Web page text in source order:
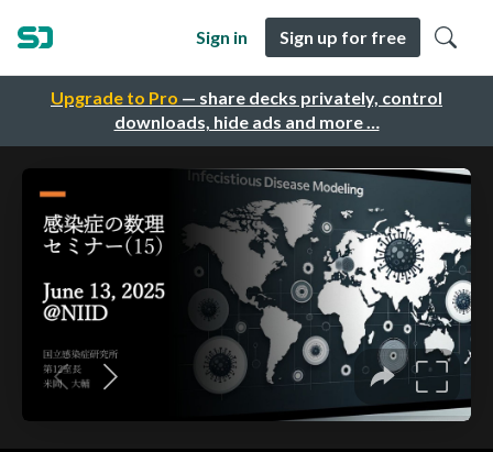
Upgrade to Pro — share decks privately, control
downloads, hide ads and more …
Sign in Sign up for free